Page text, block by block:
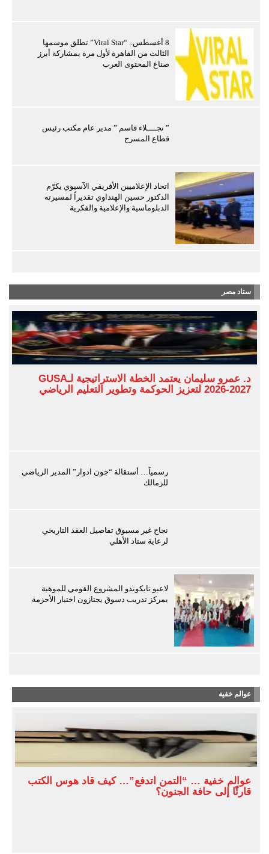
8 أغسطس.. “Viral Star” تطلق موسمها
الثالث من القاهرة لأول مرة بمشاركة أبرز
صناع المحتوى العرب
” نجــــلاء قاسم ” مدير عام مكتب رئيس
قطاع المسرح
اتحاد الإعلاميين الأفريقي الآسيوي يكرّم
الدكتور حسين الهنداوي تقديراً لمسيرته
الدبلوماسية والإعلامية والفكرية
ستاد مصر
د. عمرو سليمان يعتمد الخطة الاستراتيجية لـGUSA
2026-2027 لتعزيز الحوكمة وتطوير التعليم الرياضي
رسمياً… أستقالة “جون ادوار” المدير الرياضي
للزمالك
نجاح غير مسبوق تفاصيل العقد التاريخي
لرعاية ستاد الأهلي
لاعبو تايكوندو المشروع القومي للموهبة
بمركز تدريب دسوق يجتازون اختبار الأحزمة
عوالم خفية
عوالم خفية … “التمن اتدفع”… كيف قاد هوس الكتب
قارئًا إلى حافة الجنون؟